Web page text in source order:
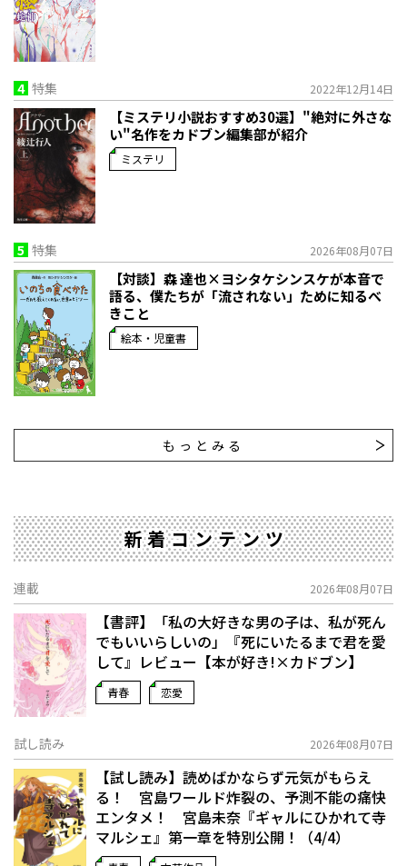
4 特集 2022年12月14日
【ミステリ小説おすすめ30選】"絶対に外さな
い"名作をカドブン編集部が紹介
ミステリ
5 特集 2026年08月07日
【対談】森 達也×ヨシタケシンスケが本音で
語る、僕たちが「流されない」ために知るべ
きこと
絵本・児童書
もっとみる
新着コンテンツ
連載 2026年08月07日
【書評】「私の大好きな男の子は、私が死ん
でもいいらしいの」――『死にいたるまで君を愛
して』レビュー【本が好き!×カドブン】
青春 恋愛
試し読み 2026年08月07日
【試し読み】読めばかならず元気がもらえ
る！ 宮島ワールド炸裂の、予測不能の痛快
エンタメ！ 宮島未奈『ギャルにひかれて寺
マルシェ』第一章を特別公開！（4/4）